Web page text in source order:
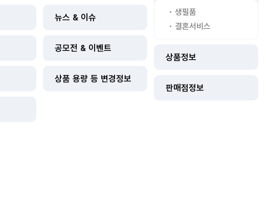
뉴스 & 이슈
공모전 & 이벤트
상품 용량 등 변경정보
생필품
결혼서비스
상품정보
판매점정보